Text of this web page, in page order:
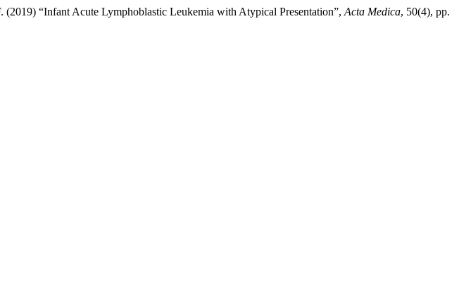
“Infant Acute Lymphoblastic Leukemia with Atypical Presentation”, Acta Medica, 50(4), pp.